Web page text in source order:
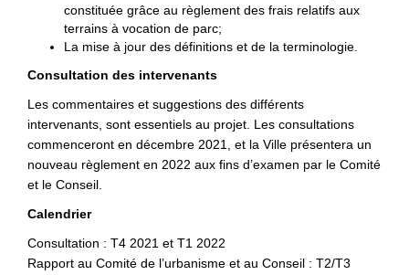
constituée grâce au règlement des frais relatifs aux
terrains à vocation de parc;
La mise à jour des définitions et de la terminologie.
Consultation des intervenants
Les commentaires et suggestions des différents
intervenants, sont essentiels au projet. Les consultations
commenceront en décembre 2021, et la Ville présentera un
nouveau règlement en 2022 aux fins d’examen par le Comité
et le Conseil.
Calendrier
Consultation : T4 2021 et T1 2022
Rapport au Comité de l’urbanisme et au Conseil : T2/T3